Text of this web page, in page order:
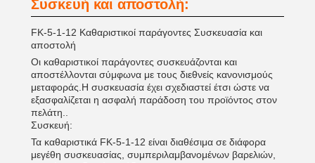
Συσκευή και αποστολή:
FK-5-1-12 Καθαριστικοί παράγοντες Συσκευασία και
αποστολή
Οι καθαριστικοί παράγοντες συσκευάζονται και
αποστέλλονται σύμφωνα με τους διεθνείς κανονισμούς
μεταφοράς.Η συσκευασία έχει σχεδιαστεί έτσι ώστε να
εξασφαλίζεται η ασφαλή παράδοση του προϊόντος στον
πελάτη..
Συσκευή:
Τα καθαριστικά FK-5-1-12 είναι διαθέσιμα σε διάφορα
μεγέθη συσκευασίας, συμπεριλαμβανομένων βαρελιών,